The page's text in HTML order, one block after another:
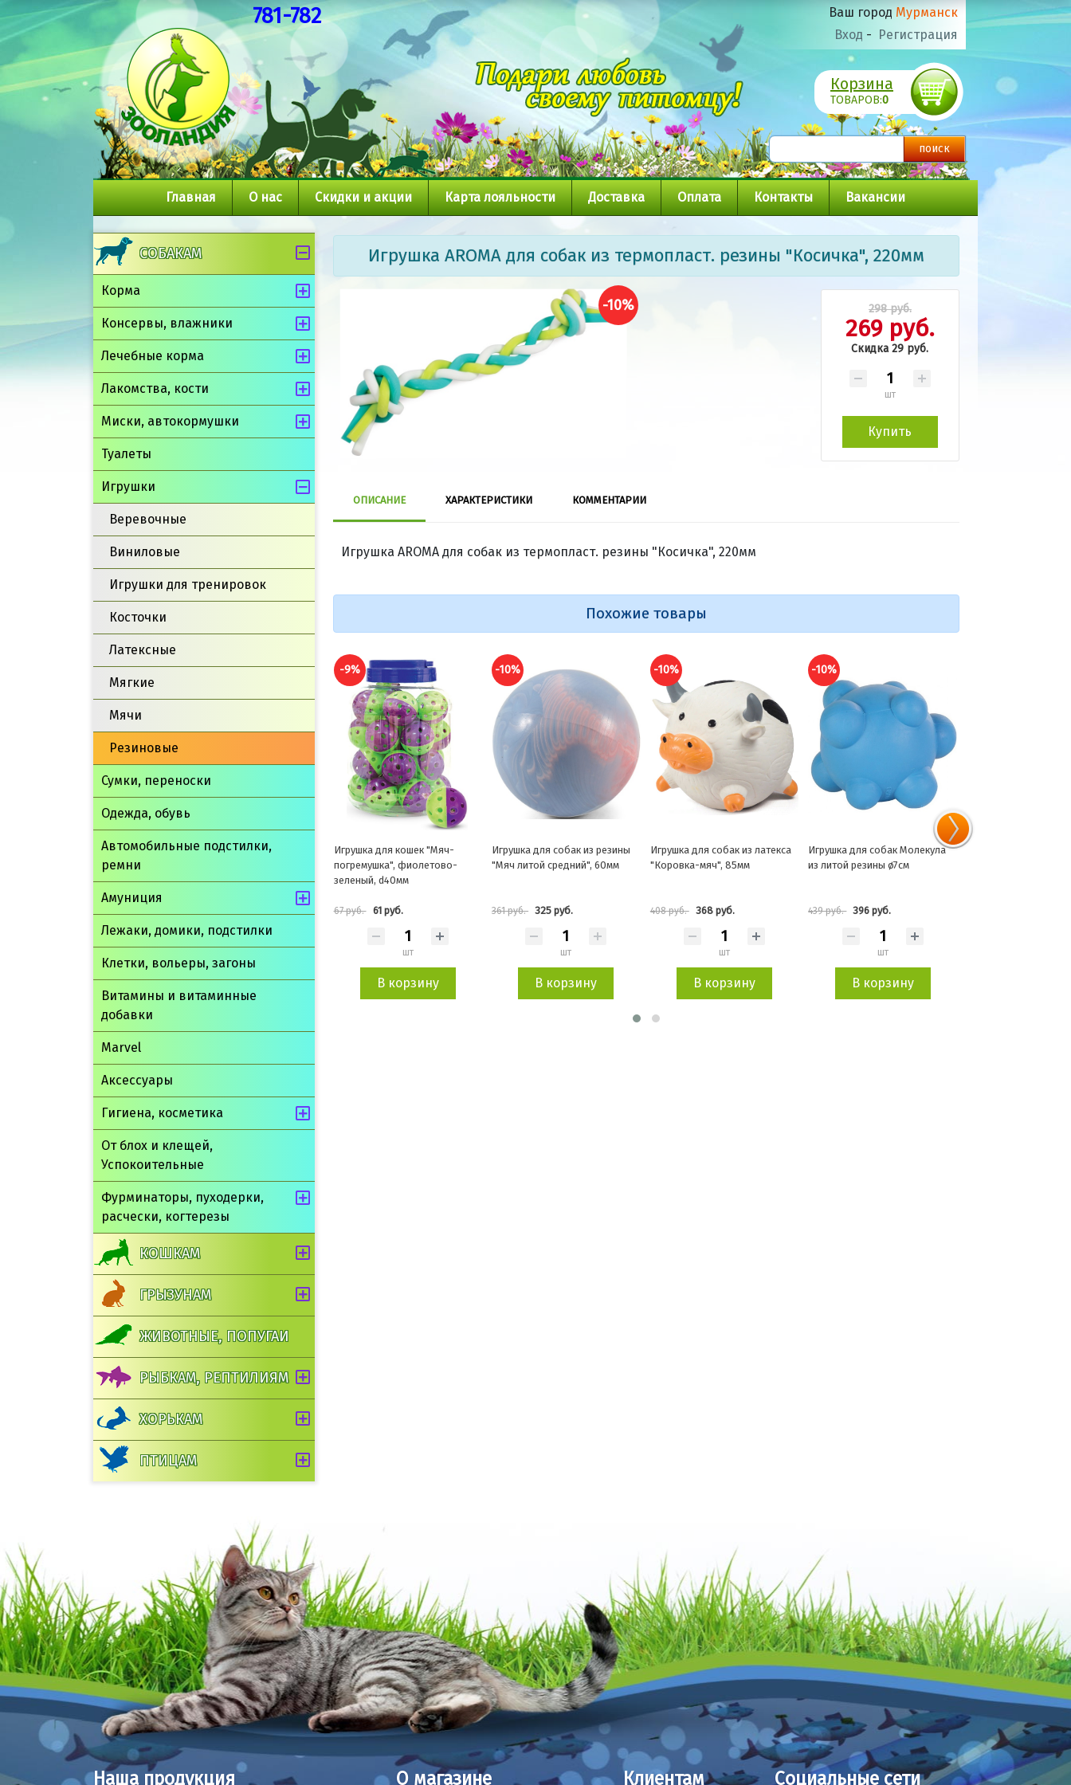
781-782 Ваш город Мурманск
Вход - Регистрация
Корзина
ТОВАРОВ:0
Главная О нас Скидки и акции Карта лояльности Доставка Оплата Контакты Вакансии
СОБАКАМ
Корма
Консервы, влажники
Лечебные корма
Лакомства, кости
Миски, автокормушки
Туалеты
Игрушки
Веревочные
Виниловые
Игрушки для тренировок
Косточки
Латексные
Мягкие
Мячи
Резиновые
Сумки, переноски
Одежда, обувь
Автомобильные подстилки,
ремни
Амуниция
Лежаки, домики, подстилки
Клетки, вольеры, загоны
Витамины и витаминные
добавки
Marvel
Аксессуары
Гигиена, косметика
От блох и клещей,
Успокоительные
Фурминаторы, пуходерки,
расчески, когтерезы
КОШКАМ
ГРЫЗУНАМ
ЖИВОТНЫЕ, ПОПУГАИ
РЫБКАМ, РЕПТИЛИЯМ
ХОРЬКАМ
ПТИЦАМ
Игрушка AROMA для собак из термопласт. резины "Косичка", 220мм
-10% 298 руб.
269 руб.
Скидка 29 руб.
шт
Купить
ОПИСАНИЕ ХАРАКТЕРИСТИКИ КОММЕНТАРИИ
Игрушка AROMA для собак из термопласт. резины "Косичка", 220мм
Похожие товары
-9%
Игрушка для кошек "Мяч-
погремушка", фиолетово-
зеленый, d40мм
67 руб. 61 руб.
шт
В корзину
-10%
Игрушка для собак из резины
"Мяч литой средний", 60мм
361 руб. 325 руб.
шт
В корзину
-10%
Игрушка для собак из латекса
"Коровка-мяч", 85мм
408 руб. 368 руб.
шт
В корзину
-10%
Игрушка для собак Молекула
из литой резины ø7см
439 руб. 396 руб.
шт
В корзину
Наша продукция О магазине Клиентам Социальные сети